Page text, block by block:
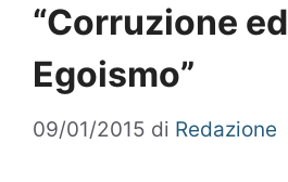
“Corruzione ed
Egoismo”
09/01/2015 di Redazione